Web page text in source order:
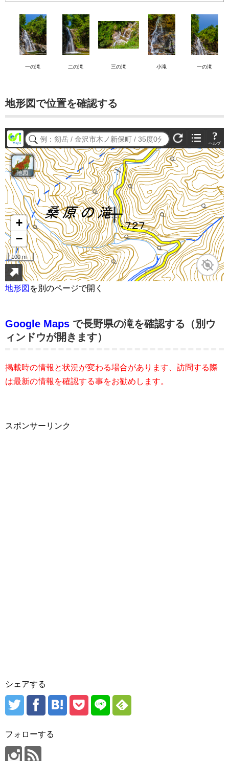
一の滝 二の滝 三の滝 小滝 一の滝
地形図で位置を確認する
地形図 を別のページで開く
Google Maps で長野県の滝を確認する（別ウ
ィンドウが開きます）
掲載時の情報と状況が変わる場合があります、訪問する際
は最新の情報を確認する事をお勧めします。
スポンサーリンク
シェアする
フォローする